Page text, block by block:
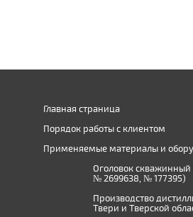
Главная страница
Порядок работы с клиентом
Применяемые материалы и
Оголовок
№ 2699638, № 177395)
Производство
Твери и Тверской